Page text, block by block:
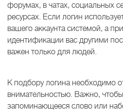
форумах, в чатах, социальных
ресурсах. Если логин
вашего аккаунта системой, а
идентификации вас другими
важен только для людей.
К подбору логина необходимо
внимательностью. Важно,
запоминающееся слово или